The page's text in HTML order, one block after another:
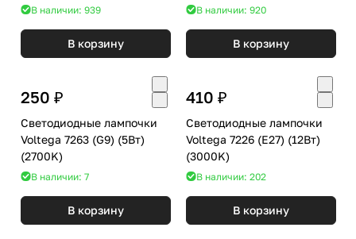
В наличии: 939
В корзину
В наличии: 920
В корзину
250 ₽
Светодиодные лампочки
Voltega 7263 (G9) (5Вт)
(2700K)
В наличии: 7
В корзину
410 ₽
Светодиодные лампочки
Voltega 7226 (E27) (12Вт)
(3000K)
В наличии: 202
В корзину